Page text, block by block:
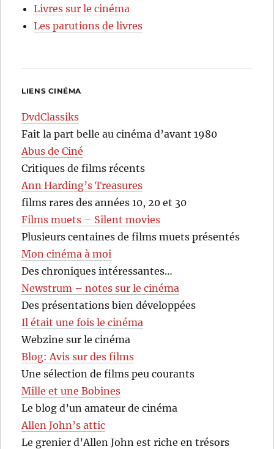
Livres sur le cinéma
Les parutions de livres
LIENS CINÉMA
DvdClassiks
Fait la part belle au cinéma d’avant 1980
Abus de Ciné
Critiques de films récents
Ann Harding’s Treasures
films rares des années 10, 20 et 30
Films muets – Silent movies
Plusieurs centaines de films muets présentés
Mon cinéma à moi
Des chroniques intéressantes…
Newstrum – notes sur le cinéma
Des présentations bien développées
Il était une fois le cinéma
Webzine sur le cinéma
Blog: Avis sur des films
Une sélection de films peu courants
Mille et une Bobines
Le blog d’un amateur de cinéma
Allen John’s attic
Le grenier d’Allen John est riche en trésors